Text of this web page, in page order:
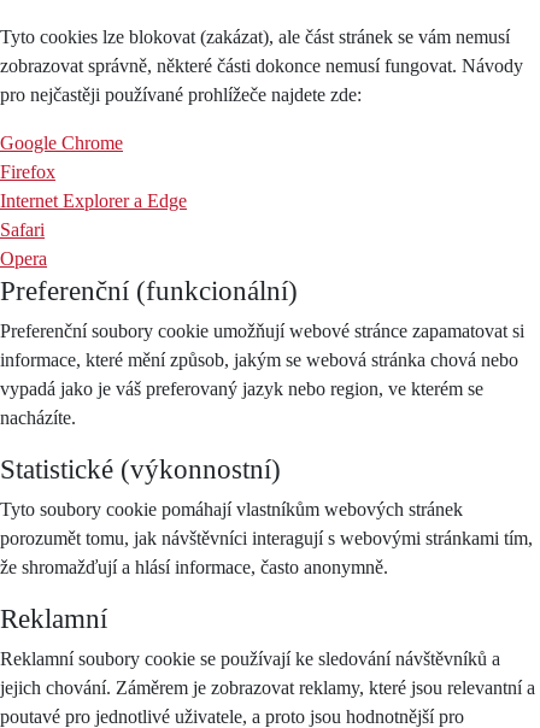
Tyto cookies lze blokovat (zakázat), ale část stránek se vám nemusí
zobrazovat správně, některé části dokonce nemusí fungovat. Návody
pro nejčastěji používané prohlížeče najdete zde:
Google Chrome
Firefox
Internet Explorer a Edge
Safari
Opera
Preferenční (funkcionální)
Preferenční soubory cookie umožňují webové stránce zapamatovat si
informace, které mění způsob, jakým se webová stránka chová nebo
vypadá jako je váš preferovaný jazyk nebo region, ve kterém se
nacházíte.
Statistické (výkonnostní)
Tyto soubory cookie pomáhají vlastníkům webových stránek
porozumět tomu, jak návštěvníci interagují s webovými stránkami tím,
že shromažďují a hlásí informace, často anonymně.
Reklamní
Reklamní soubory cookie se používají ke sledování návštěvníků a
jejich chování. Záměrem je zobrazovat reklamy, které jsou relevantní a
poutavé pro jednotlivé uživatele, a proto jsou hodnotnější pro